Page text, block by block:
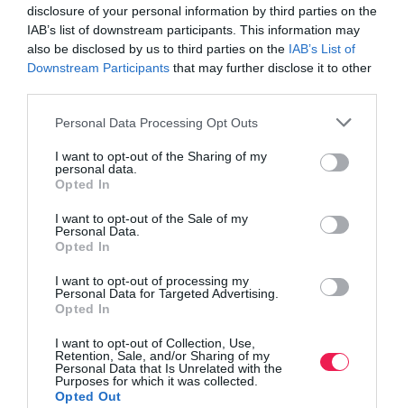
disclosure of your personal information by third parties on the
IAB’s list of downstream participants. This information may
also be disclosed by us to third parties on the IAB’s List of
Downstream Participants that may further disclose it to other
Personal Data Processing Opt Outs
I want to opt-out of the Sharing of my
personal data.
Opted In
I want to opt-out of the Sale of my
Personal Data.
Opted In
I want to opt-out of processing my
Personal Data for Targeted Advertising.
Opted In
I want to opt-out of Collection, Use,
Retention, Sale, and/or Sharing of my
Personal Data that Is Unrelated with the
Purposes for which it was collected.
Opted Out